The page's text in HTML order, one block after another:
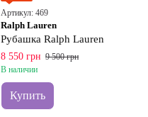
Артикул: 469
Ralph Lauren
Рубашка Ralph Lauren
8 550 грн 9 500 грн
В наличии
Купить